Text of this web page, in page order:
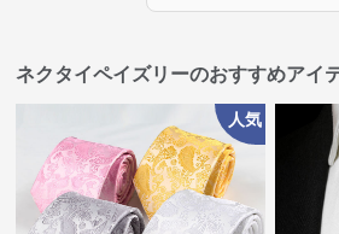
ネクタイペイズリーのおすすめアイ
人気